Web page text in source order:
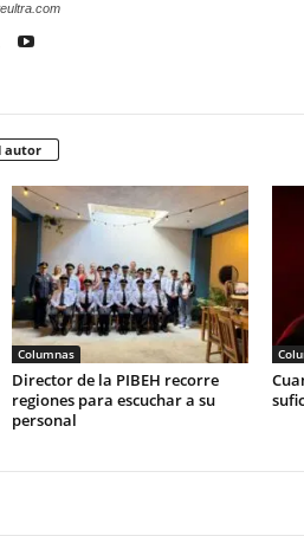
autor
Columnas
Director de la PIBEH recorre
regiones para escuchar a su
personal